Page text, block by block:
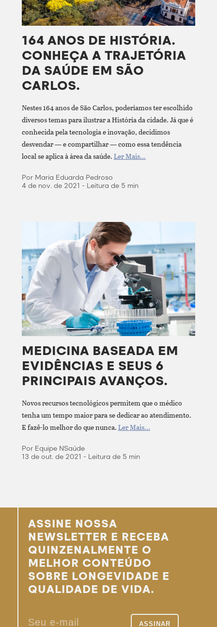
164 ANOS DE HISTÓRIA.
CONHEÇA A TRAJETÓRIA
DA SAÚDE EM SÃO
CARLOS.
Nestes 164 anos de São Carlos, poderíamos ter escolhido
diversos temas para ilustrar a História da cidade. Já que é
conhecida pela tecnologia e inovação, decidimos
desvendar — e compartilhar — como essa tendência
local se aplica à área da saúde.Ler Mais...
Por Maria Eduarda Pedroso
4 de nov. de 2021 - Leitura de 5 min
MEDICINA BASEADA EM
EVIDÊNCIAS E SEUS 6
PRINCIPAIS AVANÇOS.
Novos recursos tecnológicos permitem que o médico
tenha um tempo maior para se dedicar ao atendimento.
E fazê-lo melhor do que nunca.Ler Mais...
Por Equipe NSaúde
13 de out. de 2021 - Leitura de 5 min
ASSINE NOSSA
NEWSLETTER E RECEBA
QUINZENALMENTE O
MELHOR CONTEÚDO
SOBRE LONGEVIDADE E
QUALIDADE DE VIDA.